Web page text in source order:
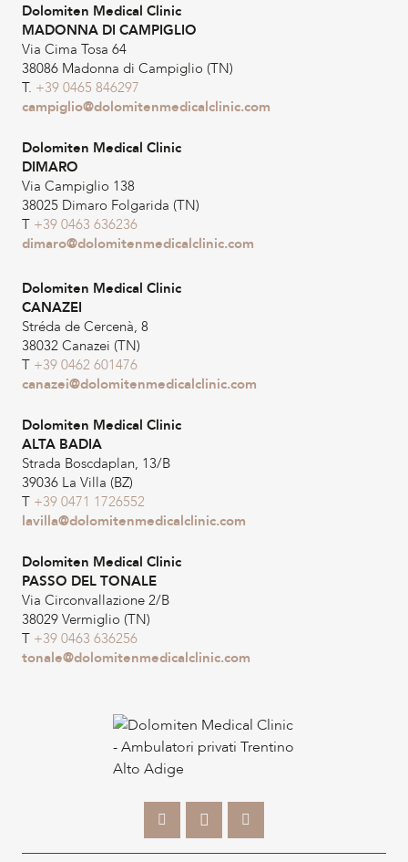
Dolomiten Medical Clinic
MADONNA DI CAMPIGLIO
Via Cima Tosa 64
38086 Madonna di Campiglio (TN)
T. +39 0465 846297
campiglio@dolomitenmedicalclinic.com
Dolomiten Medical Clinic
DIMARO
Via Campiglio 138
38025 Dimaro Folgarida (TN)
T +39 0463 636236
dimaro@dolomitenmedicalclinic.com
Dolomiten Medical Clinic
CANAZEI
Stréda de Cercenà, 8
38032 Canazei (TN)
T +39 0462 601476
canazei@dolomitenmedicalclinic.com
Dolomiten Medical Clinic
ALTA BADIA
Strada Boscdaplan, 13/B
39036 La Villa (BZ)
T +39 0471 1726552
lavilla@dolomitenmedicalclinic.com
Dolomiten Medical Clinic
PASSO DEL TONALE
Via Circonvallazione 2/B
38029 Vermiglio (TN)
T +39 0463 636256
tonale@dolomitenmedicalclinic.com